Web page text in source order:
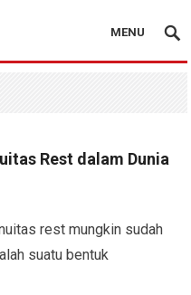
MENU
Rest dalam Dunia
rest mungkin sudah
suatu bentuk